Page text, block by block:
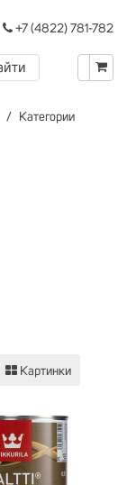
+7 (4822) 781-782
Категории
Картинки